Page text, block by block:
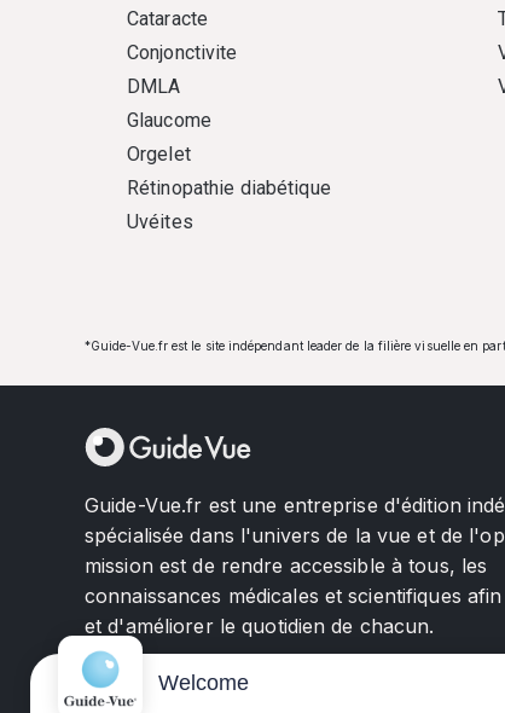
Cataracte
Conjonctivite
DMLA
Glaucome
Orgelet
Rétinopathie diabétique
Uvéites
*Guide-Vue.fr est le site indépendant leader de la filière visuelle en
Guide-Vue.fr est une entreprise d'édition
spécialisée dans l'univers de la vue et de
mission est de rendre accessible à tous, les
connaissances médicales et scientifiques
et d'améliorer le quotidien de chacun.
Welcome